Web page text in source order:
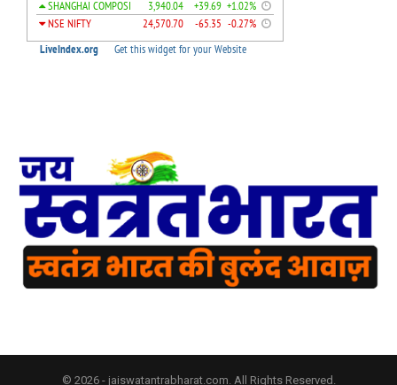
© 2026 - jaiswatantrabharat.com. All Rights Reserved.